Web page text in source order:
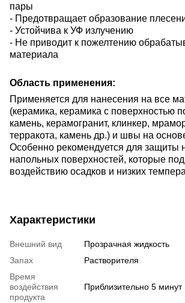
пары
- Предотвращает образование
- Устойчива к УФ излучению
- Не приводит к пожелтению
материала
Область применения:
Применяется для нанесения на все
(керамика, керамика с поверхностью
камень, керамогранит, клинкер,
терракота, камень др.) и швы на
Особенно рекомендуется для защиты
напольных поверхностей, которые
воздействию осадков и низких
Характеристики
Внешний вид
Прозрачная жидкость
Запах
Растворителя
Время
воздействия
продукта
Приблизительно 5 минут